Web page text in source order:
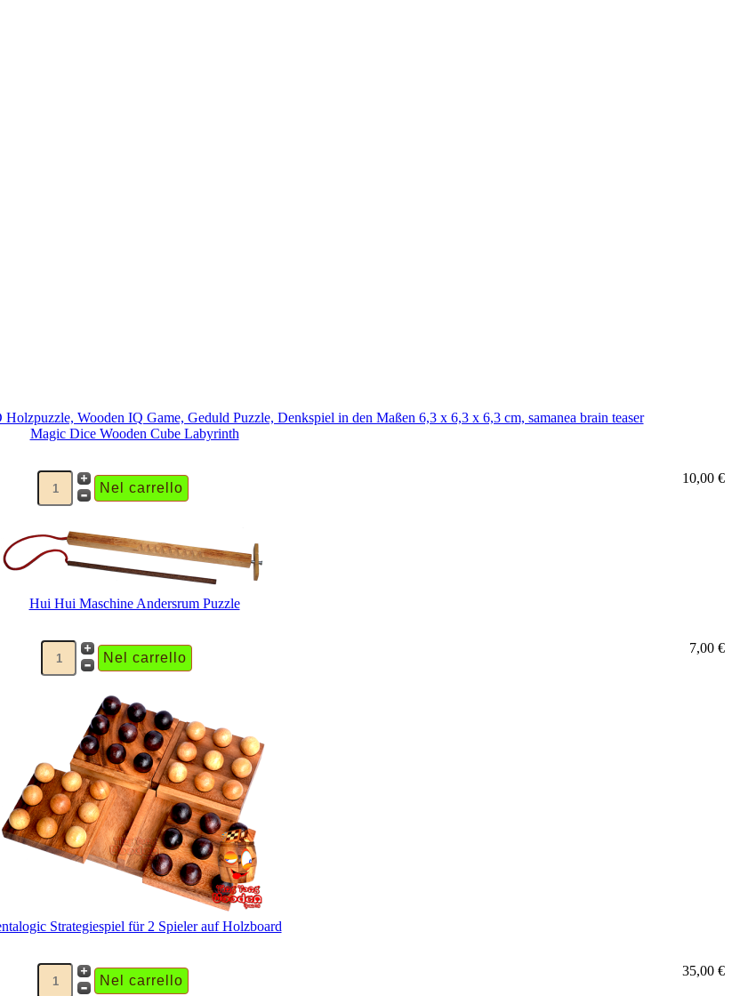
Magic Dice Wooden Cube Labyrinth
10,00 €
Hui Hui Maschine Andersrum Puzzle
7,00 €
Strategiespiel für 2 Spieler auf Holzboard
35,00 €